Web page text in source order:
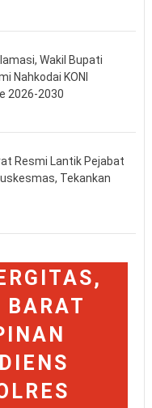
Wakil Bupati
Nahkodai KONI
2026-2030
Resmi Lantik Pejabat
Tekankan